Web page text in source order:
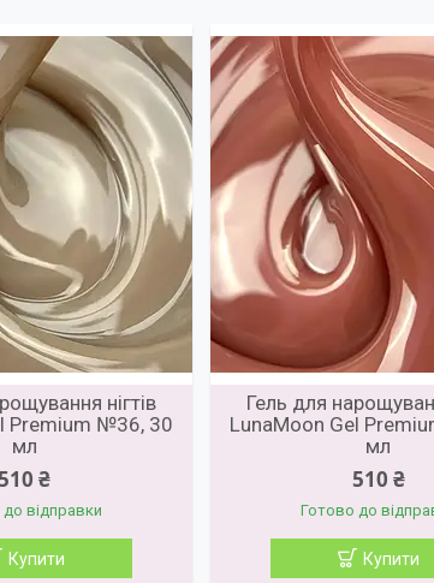
нігтів
Premium №36, 30
мл
₴
відправки
Купити
Гель для
LunaMoon Gel
мл
510 ₴
Готово до
Купити